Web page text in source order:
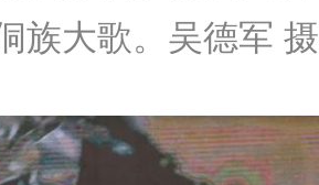
族大歌。吴德军 摄